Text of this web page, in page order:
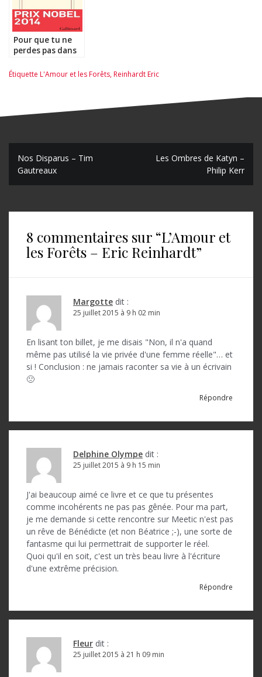
Pour que tu ne
perdes pas dans
Patrick Modiano
Étiquette L'Amour et les Forêts,Reinhardt Eric
N
a
’
a
Nos Disparus – Tim
Gautreaux
Les Ombres de Katyn –
Philip Kerr
8 commentaires sur “L’Amour et
les Forêts – Eric Reinhardt”
Margotte dit :
25 juillet 2015 à 9 h 02 min
En lisant ton billet, je me disais "Non, il n'a quand
même pas utilisé la vie privée d'une femme réelle"… et
si ! Conclusion : ne jamais raconter sa vie à un écrivain
🙁
Répondre
Delphine Olympe dit :
25 juillet 2015 à 9 h 15 min
J'ai beaucoup aimé ce livre et ce que tu présentes
comme incohérents ne pas pas gênée. Pour ma part,
je me demande si cette rencontre sur Meetic n'est pas
un rêve de Bénédicte (et non Béatrice ;-), une sorte de
fantasme qui lui permettrait de supporter le réel.
Quoi qu'il en soit, c'est un très beau livre à l'écriture
d'une extrême précision.
Répondre
Fleur dit :
25 juillet 2015 à 21 h 09 min